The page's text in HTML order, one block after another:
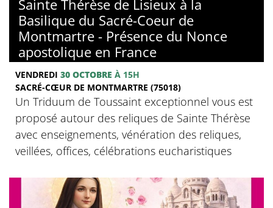
Sainte Thérèse de Lisieux à la
Basilique du Sacré-Coeur de
Montmartre - Présence du Nonce
apostolique en France
VENDREDI 30 OCTOBRE À 15H
SACRÉ-CŒUR DE MONTMARTRE (75018)
Un Triduum de Toussaint exceptionnel vous est
proposé autour des reliques de Sainte Thérèse
avec enseignements, vénération des reliques,
veillées, offices, célébrations eucharistiques